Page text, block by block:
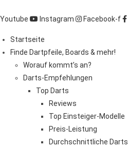
Inhalt
Youtube Instagram Facebook-f
Startseite
Finde Dartpfeile, Boards & mehr!
Worauf kommt’s an?
Darts-Empfehlungen
Top Darts
Reviews
Top Einsteiger-Modelle
Preis-Leistung
Durchschnittliche Darts